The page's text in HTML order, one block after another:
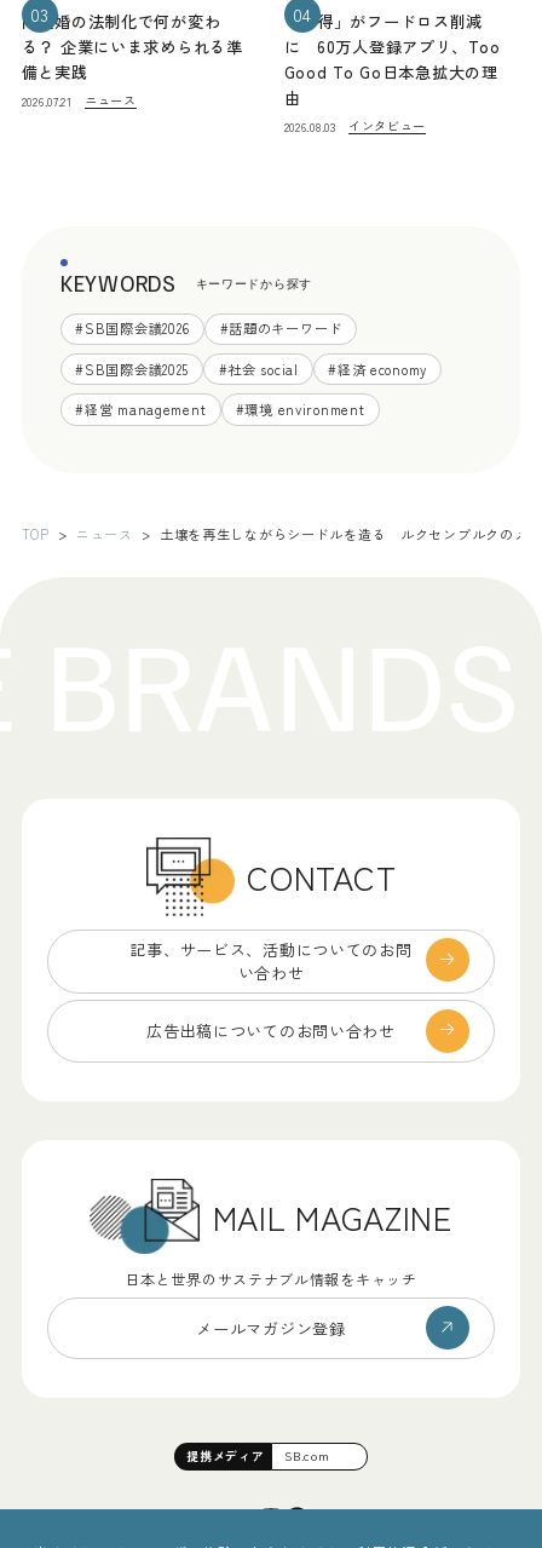
03
同性婚の法制化で何が変わ
る？ 企業にいま求められる準
備と実践
2026.07.21 ニュース
04
「お得」がフードロス削減
に 60万人登録アプリ、Too
Good To Go日本急拡大の理
由
2026.08.03 インタビュー
KEYWORDS キーワードから探す
#SB国際会議2026 #話題のキーワード
#SB国際会議2025 #社会 social #経済 economy
#経営 management #環境 environment
TOP ニュース 土壌を再生しながらシードルを造る ルクセンブルクのメ
CONTACT
記事、サービス、 活動についてのお問
い合わせ
広告出稿についての お問い合わせ
MAIL MAGAZINE
日本と世界のサステナブル情報をキャッチ
メールマガジン登録
提携メディア SB.com